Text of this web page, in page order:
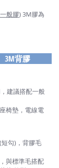
般膠) 3M膠為
3M背膠
建議搭配一般
椅墊，電線電
勾)，背膠毛
與標準毛搭配